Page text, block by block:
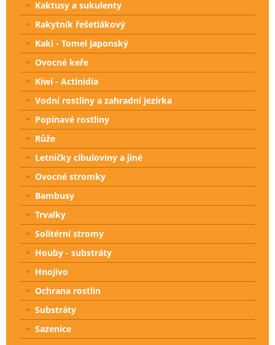
Kaktusy a sukulenty
Rakytník řešetlákový
Kaki - Tomel japonský
Ovocné keře
Kiwi - Actinidia
Vodní rostliny a zahradní jezírka
Popínavé rostliny
Růže
Letničky cibuloviny a jiné
Ovocné stromky
Bambusy
Trvalky
Solitérní stromy
Houby - substráty
Hnojivo
Ochrana rostlin
Substráty
Sazenice